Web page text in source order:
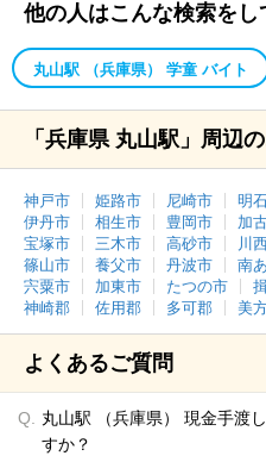
他の人はこんな検索をし
丸山駅 （兵庫県） 学童 バイト
「兵庫県 丸山駅」周辺
神戸市 姫路市 尼崎市 明
伊丹市
相生市 豊岡市 加
宝塚市
三木市 高砂市 川
篠山市
養父市 丹波市 南
宍粟市
加東市 たつの市
神崎郡
佐用郡 多可郡 美
よくあるご質問
丸山駅 （兵庫県） 現金手渡
すか？